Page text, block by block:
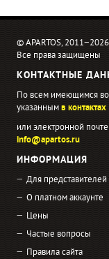
© APARTOS, 2011−2026
Все права защищены
КОНТАКТНЫЕ
По всем имеющимся
указаннымв контактах
или электронной
info@apartos.ru
ИНФОРМАЦИЯ
Для представителей
О платном аккаунте
Цены
Частые вопросы
Правила сайта